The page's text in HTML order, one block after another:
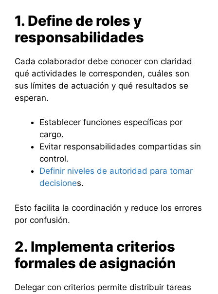
1. Define de roles y
responsabilidades
Cada colaborador debe conocer con claridad
qué actividades le corresponden, cuáles son
sus límites de actuación y qué resultados se
esperan.
Establecer funciones específicas por
cargo.
Evitar responsabilidades compartidas sin
control.
Definir niveles de autoridad para tomar
decisiones.
Esto facilita la coordinación y reduce los errores
por confusión.
2. Implementa criterios
formales de asignación
Delegar con criterios permite distribuir tareas